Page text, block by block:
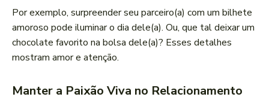
Por exemplo, surpreender seu parceiro(a) com um bilhete
amoroso pode iluminar o dia dele(a). Ou, que tal deixar um
chocolate favorito na bolsa dele(a)? Esses detalhes
mostram amor e atenção.
Manter a Paixão Viva no Relacionamento